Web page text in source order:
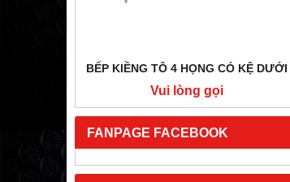
BẾP KIỀNG TÔ 4 HỌNG CÓ KỆ DƯỚI
Vui lòng gọi
FANPAGE FACEBOOK